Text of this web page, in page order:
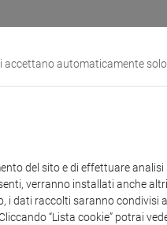
accettano automaticamente
del sito e di effettuare
verranno installati anche
i dati raccolti saranno condivisi
“Lista cookie” potrai